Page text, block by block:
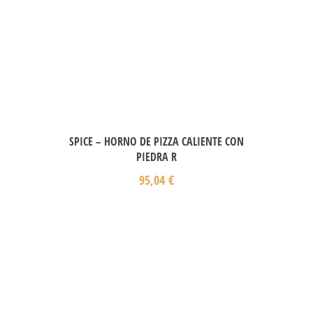
SPICE – HORNO DE PIZZA CALIENTE CON
PIEDRA R
95,04 €